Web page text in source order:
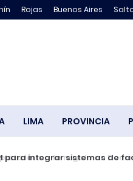
Rojas Buenos Aires
LIMA PROVINCIA
para integrar sistemas de